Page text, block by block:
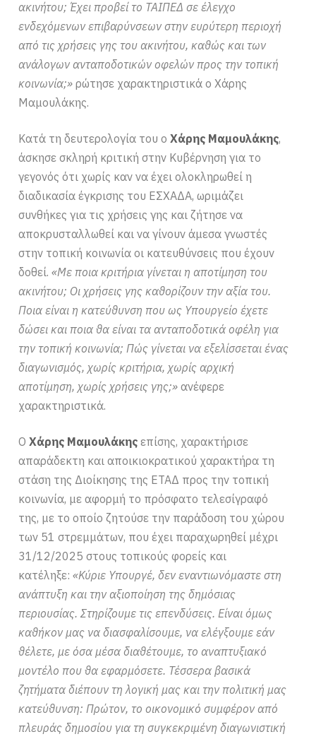
ακινήτου; Έχει προβεί το ΤΑΙΠΕΔ σε έλεγχο
ενδεχόμενων επιβαρύνσεων στην ευρύτερη περιοχή
από τις χρήσεις γης του ακινήτου, καθώς και των
ανάλογων ανταποδοτικών οφελών προς την τοπική
κοινωνία;»ρώτησε χαρακτηριστικά ο Χάρης
Μαμουλάκης.
Κατά τη δευτερολογία του οΧάρης Μαμουλάκης,
άσκησε σκληρή κριτική στην Κυβέρνηση για το
γεγονός ότι χωρίς καν να έχει ολοκληρωθεί η
διαδικασία έγκρισης του ΕΣΧΑΔΑ, ωριμάζει
συνθήκες για τις χρήσεις γης και ζήτησε να
αποκρυσταλλωθεί και να γίνουν άμεσα γνωστές
στην τοπική κοινωνία οι κατευθύνσεις που έχουν
δοθεί.«Με ποια κριτήρια γίνεται η αποτίμηση του
ακινήτου; Οι χρήσεις γης καθορίζουν την αξία του.
Ποια είναι η κατεύθυνση που ως Υπουργείο έχετε
δώσει και ποια θα είναι τα ανταποδοτικά οφέλη για
την τοπική κοινωνία; Πώς γίνεται να εξελίσσεται ένας
διαγωνισμός, χωρίς κριτήρια, χωρίς αρχική
αποτίμηση, χωρίς χρήσεις γης;» ανέφερε
χαρακτηριστικά.​
ΟΧάρης Μαμουλάκης επίσης, χαρακτήρισε
απαράδεκτη και αποικιοκρατικού χαρακτήρα τη
στάση της Διοίκησης της ΕΤΑΔ προς την τοπική
κοινωνία, με αφορμή το πρόσφατο τελεσίγραφό
της, με το οποίο ζητούσε την παράδοση του χώρου
των 51 στρεμμάτων, που έχει παραχωρηθεί μέχρι
31/12/2025 στους τοπικούς φορείς και
κατέληξε:«Κύριε Υπουργέ, δεν εναντιωνόμαστε στη
ανάπτυξη και την αξιοποίηση της δημόσιας
περιουσίας. Στηρίζουμε τις επενδύσεις. Είναι όμως
καθήκον μας να διασφαλίσουμε, να ελέγξουμε εάν
θέλετε, με όσα μέσα διαθέτουμε, το αναπτυξιακό
μοντέλο που θα εφαρμόσετε. Τέσσερα βασικά
ζητήματα διέπουν τη λογική μας και την πολιτική μας
κατεύθυνση: Πρώτον, το οικονομικό συμφέρον από
πλευράς δημοσίου για τη συγκεκριμένη διαγωνιστική